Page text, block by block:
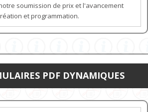
soumission de prix et l'avancement
et programmation.
PDF DYNAMIQUES